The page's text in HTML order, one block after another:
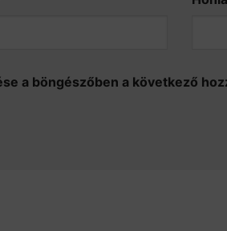
a böngészőben a következő